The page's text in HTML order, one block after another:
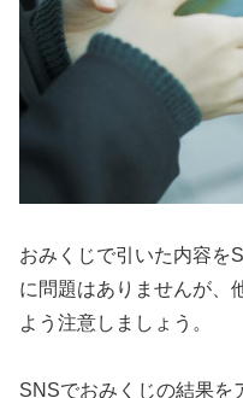
おみくじで引いた内容を
に問題はありませんが、
よう注意しましょう。
SNSでおみくじの結果を